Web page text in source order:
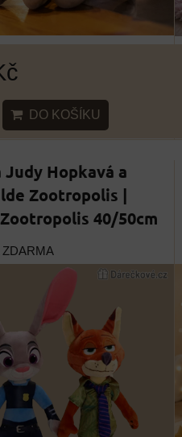
DO KOŠÍKU
Judy Hopkavá a
Zootropolis |
40/50cm
ZDARMA